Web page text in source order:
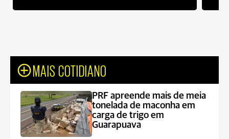
MAIS COTIDIANO
PRF apreende mais de meia
tonelada de maconha em
carga de trigo em
Guarapuava